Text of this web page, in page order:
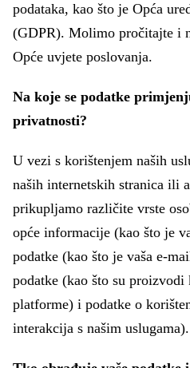
podataka, kao što je Opća
(GDPR). Molimo pročitajte i
Opće uvjete poslovanja.
Na koje se podatke
privatnosti?
U vezi s korištenjem naših
naših internetskih stranica ili
prikupljamo različite vrste
opće informacije (kao što je
podatke (kao što je vaša e-
podatke (kao što su proizvodi
platforme) i podatke o
interakcija s našim uslugama).